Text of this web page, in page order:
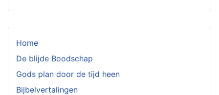
Home
De blijde Boodschap
Gods plan door de tijd heen
Bijbelvertalingen